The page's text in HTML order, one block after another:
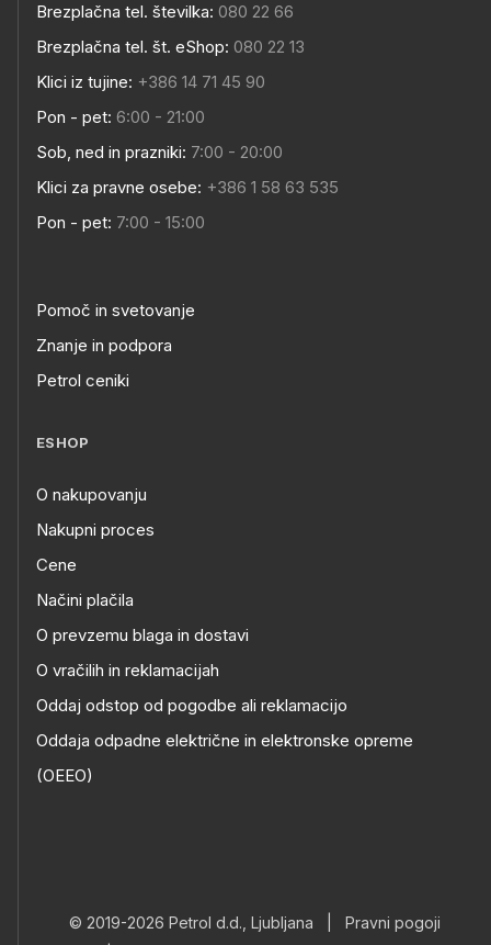
Brezplačna tel. številka: 080 22 66
Brezplačna tel. št. eShop: 080 22 13
Klici iz tujine: +386 14 71 45 90
Pon - pet: 6:00 - 21:00
Sob, ned in prazniki: 7:00 - 20:00
Klici za pravne osebe: +386 1 58 63 535
Pon - pet: 7:00 - 15:00
Pomoč in svetovanje
Znanje in podpora
Petrol ceniki
ESHOP
O nakupovanju
Nakupni proces
Cene
Načini plačila
O prevzemu blaga in dostavi
O vračilih in reklamacijah
Oddaj odstop od pogodbe ali reklamacijo
Oddaja odpadne električne in elektronske opreme
(OEEO)
© 2019-2026 Petrol d.d., Ljubljana
Pravni pogoji